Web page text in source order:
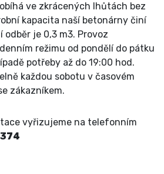
ve zkrácených lhůtách bez
kapacita naší betonárny činí
je 0,3 m3. Provoz
režimu od pondělí do pátku
potřeby až do 19:00 hod.
každou sobotu v časovém
zákazníkem.
vyřizujeme na telefonním